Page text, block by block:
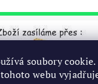
soubory
webu